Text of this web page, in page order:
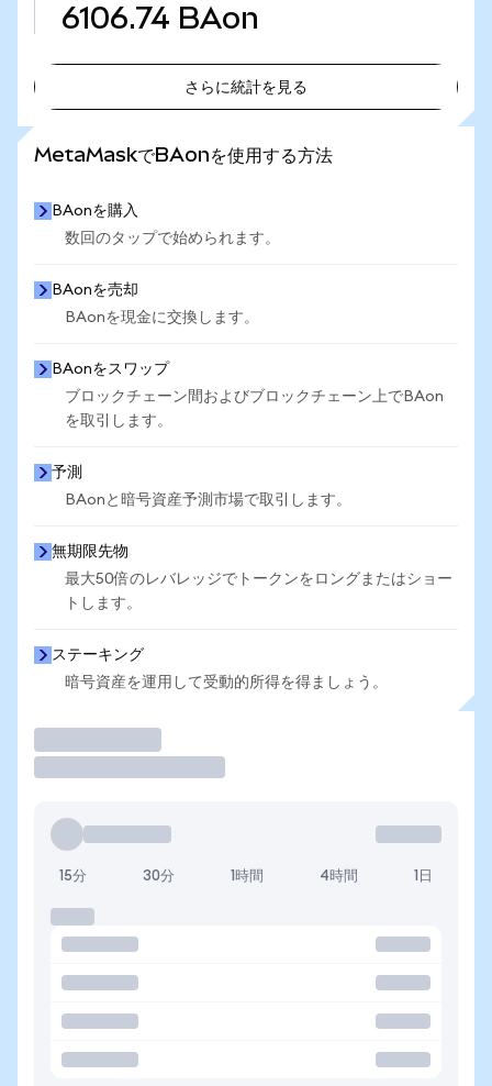
6106.74 BAon
さらに統計を見る
MetaMaskでBAonを使用する方法
BAonを購入
数回のタップで始められます。
BAonを売却
BAonを現金に交換します。
BAonをスワップ
ブロックチェーン間およびブロックチェーン上でBAon
を取引します。
予測
BAonと暗号資産予測市場で取引します。
無期限先物
最大50倍のレバレッジでトークンをロングまたはショー
トします。
ステーキング
暗号資産を運用して受動的所得を得ましょう。
15分 30分 1時間 4時間 1日